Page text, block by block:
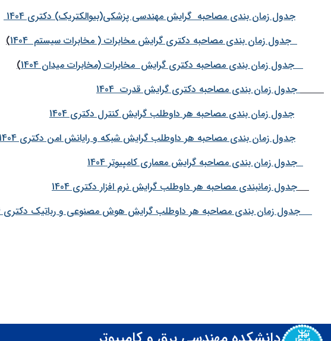
جدول زمان بندی مصاحبه گرایش مهندسی پزشکی(بیوالکتریک) دکتری 1404
جدول زمان بندی مصاحبه دکتری گرایش مخابرات ( مخابرات سیستم 1404
)
جدول زمان بندی مصاحبه دکتری گرایش مخابرات (مخابرات میدان 1404
)
جدول زمان بندی مصاحبه دکتری گرایش قدرت 1404
جدول زمان بندی مصاحبه هر داوطلب گرایش کنترل دکتری 1404
جدول زمان بندی مصاحبه هر داوطلب گرایش شبکه و رایانش امن دکتری 1404
جدول زمان بندی مصاحبه گرایش معماری کامپیوتر 1404
جدول زمانبندی مصاحبه هر داوطلب گرایش نرم افزار دکتری 1404
جدول زمان بندی مصاحبه هر داوطلب گرایش هوش مصنوعی و رباتیک دکتری 1404